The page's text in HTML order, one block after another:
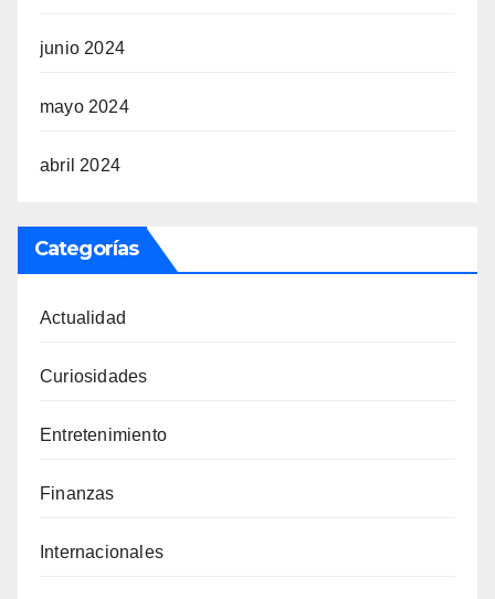
junio 2024
mayo 2024
abril 2024
Categorías
Actualidad
Curiosidades
Entretenimiento
Finanzas
Internacionales